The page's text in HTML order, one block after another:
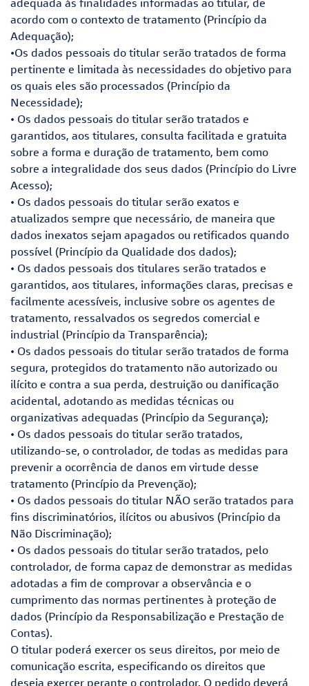
adequada às finalidades informadas ao titular, de
acordo com o contexto de tratamento (Princípio da
Adequação);
•Os dados pessoais do titular serão tratados de forma
pertinente e limitada às necessidades do objetivo para
os quais eles são processados (Princípio da
Necessidade);
• Os dados pessoais do titular serão tratados e
garantidos, aos titulares, consulta facilitada e gratuita
sobre a forma e duração de tratamento, bem como
sobre a integralidade dos seus dados (Princípio do Livre
Acesso);
• Os dados pessoais do titular serão exatos e
atualizados sempre que necessário, de maneira que
dados inexatos sejam apagados ou retificados quando
possível (Princípio da Qualidade dos dados);
• Os dados pessoais dos titulares serão tratados e
garantidos, aos titulares, informações claras, precisas e
facilmente acessíveis, inclusive sobre os agentes de
tratamento, ressalvados os segredos comercial e
industrial (Princípio da Transparência);
• Os dados pessoais do titular serão tratados de forma
segura, protegidos do tratamento não autorizado ou
ilícito e contra a sua perda, destruição ou danificação
acidental, adotando as medidas técnicas ou
organizativas adequadas (Princípio da Segurança);
• Os dados pessoais do titular serão tratados,
utilizando-se, o controlador, de todas as medidas para
prevenir a ocorrência de danos em virtude desse
tratamento (Princípio da Prevenção);
• Os dados pessoais do titular NÃO serão tratados para
fins discriminatórios, ilícitos ou abusivos (Princípio da
Não Discriminação);
• Os dados pessoais do titular serão tratados, pelo
controlador, de forma capaz de demonstrar as medidas
adotadas a fim de comprovar a observância e o
cumprimento das normas pertinentes à proteção de
dados (Princípio da Responsabilização e Prestação de
Contas).
O titular poderá exercer os seus direitos, por meio de
comunicação escrita, especificando os direitos que